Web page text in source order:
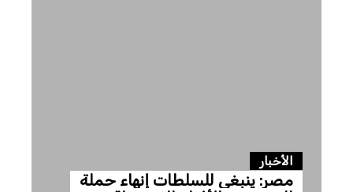
الأخبار
مصر: ينبغي للسلطات إنهاء حملة